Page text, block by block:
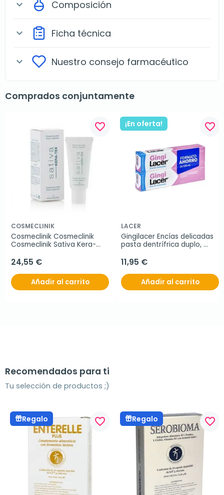
expand_more Composición
expand_more Ficha técnica
expand_more Nuestro consejo farmacéutico
Comprados conjuntamente
favorite_border
COSMECLINIK
Cosmeclinik Cosmeclinik
Cosmeclinik Sativa Kera-
24,55 €
Añadir al carrito
¡En oferta! favorite_border
LACER
Gingilacer Encías delicadas
pasta dentrífrica duplo,
11,95 €
Añadir al carrito
Recomendados para ti
Tu selección de productos ;)
Regalo favorite_border Regalo favorite_border